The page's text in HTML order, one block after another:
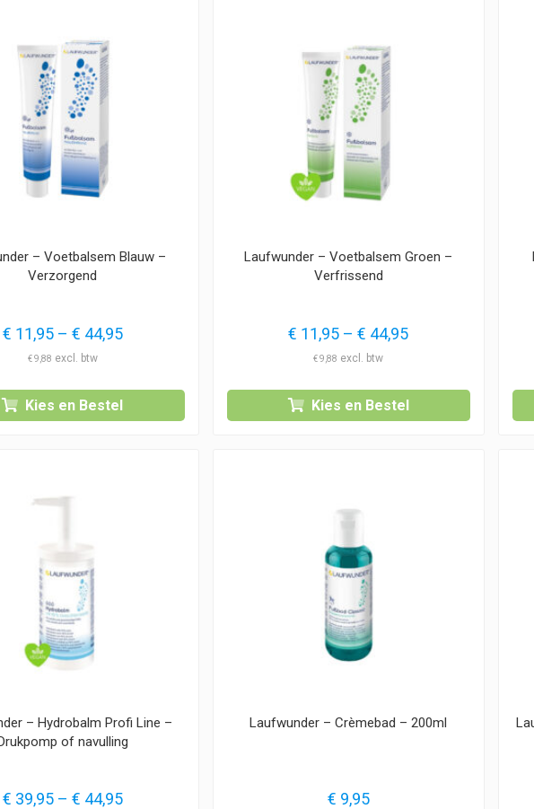
– Voetbalsem Blauw –
Verzorgend
€ 11,95 – € 44,95Prijsklasse:
€ 44,95
€9,88
Kies en Bestel
Laufwunder – Voetbalsem Groen –
Verfrissend
€ 11,95 – € 44,95Prijsklasse:
€ 44,95
€9,88
Kies en Bestel
– Hydrobalm Profi Line –
of navulling
€ 39,95 – € 44,95Prijsklasse:
Laufwunder – Crèmebad – 200ml
€ 9,95